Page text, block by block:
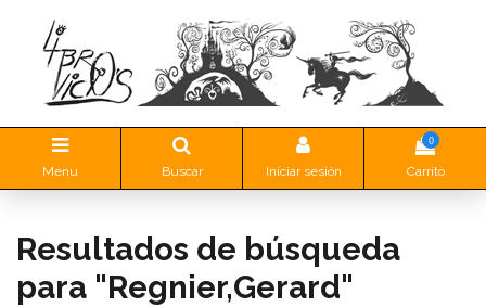
Menu Buscar Iniciar sesión
0
Carrito
Resultados de búsqueda
para "Regnier,Gerard"